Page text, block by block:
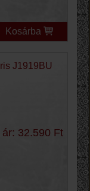
Kosárba
J1919BU
ár: 32.590 Ft